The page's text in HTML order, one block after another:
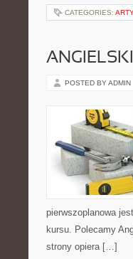
CATEGORIES:
POSTED BY ADMIN
pierwszoplanowa
kursu. Polecamy
strony opiera […]